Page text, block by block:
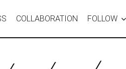
COLLABORATION FOLLOW